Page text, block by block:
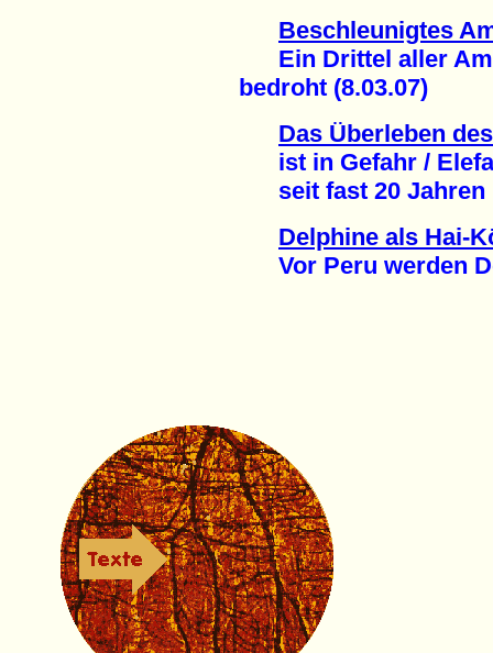
Beschleunigtes
Ein Drittel aller
bedroht (8.03.07)
Das Überleben
ist in Gefahr /
seit fast 20 Jahren
Delphine als Hai-
Vor Peru werden